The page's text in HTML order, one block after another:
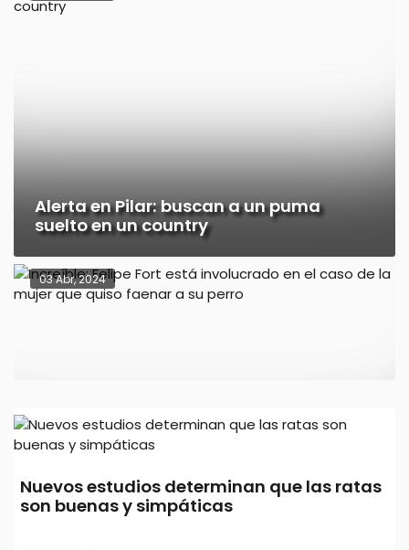
Alerta en Pilar: buscan a un puma
suelto en un country
03 Abr, 2024
Increíble: Felipe Fort está involucrado
en el caso de la mujer que quiso faenar
a su perro
Nuevos estudios determinan que las ratas
son buenas y simpáticas